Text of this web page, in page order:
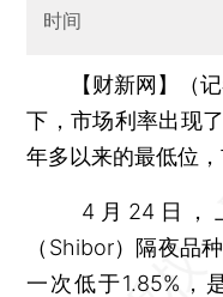
时间
【财新网】（
下，市场利率出现
年多以来的最低位
4月24日，上
（Shibor）隔夜品
一次低于1.85%，